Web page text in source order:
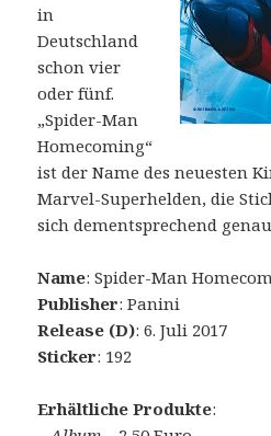
in
Deutschland
schon vier
oder fünf.
„Spider-Man
Homecoming“
ist der Name des neuesten
Marvel-Superhelden, die
sich dementsprechend
Name: Spider-Man
Publisher: Panini
Release (D): 6. Juli 2017
Sticker: 192
Erhältliche Produkte: